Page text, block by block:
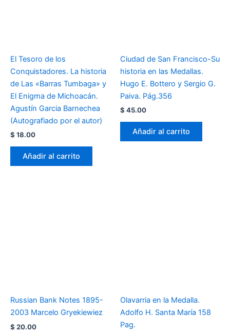
El Tesoro de los
Conquistadores. La historia
de Las «Barras Tumbaga» y
El Enigma de Michoacán.
Agustín Garcia Barnechea
(Autografiado por el autor)
$ 18.00
Añadir al carrito
Ciudad de San Francisco-Su
historia en las Medallas.
Hugo E. Bottero y Sergio G.
Paiva. Pág.356
$ 45.00
Añadir al carrito
Russian Bank Notes 1895-
2003 Marcelo Gryekiewiez
$ 20.00
Olavarria en la Medalla.
Adolfo H. Santa María 158
Pag.